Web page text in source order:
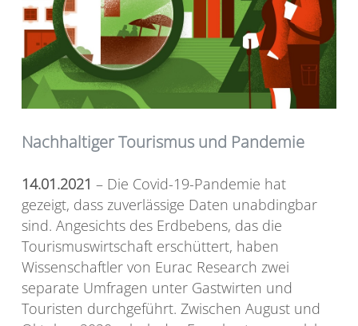
Nachhaltiger Tourismus und Pandemie
14.01.2021 – Die Covid-19-Pandemie hat
gezeigt, dass zuverlässige Daten unabdingbar
sind. Angesichts des Erdbebens, das die
Tourismuswirtschaft erschüttert, haben
Wissenschaftler von Eurac Research zwei
separate Umfragen unter Gastwirten und
Touristen durchgeführt. Zwischen August und